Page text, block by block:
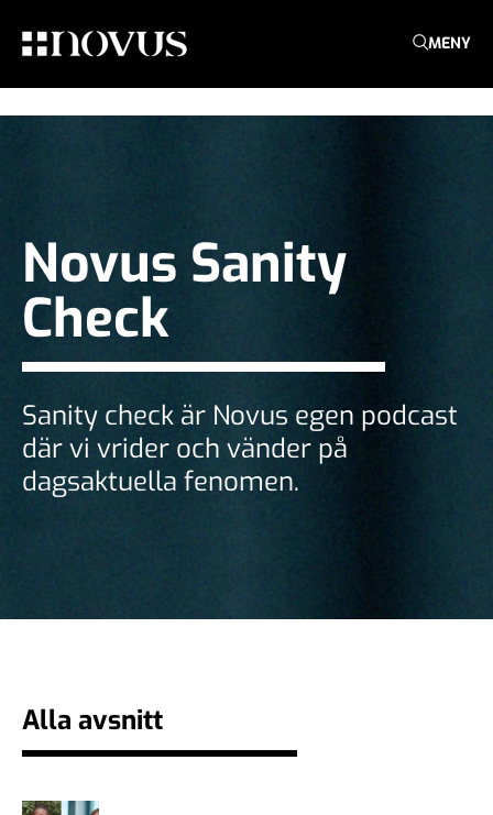
MENY
Novus Sanity
Check
Sanity check är Novus egen podcast
där vi vrider och vänder på
dagsaktuella fenomen.
Alla avsnitt